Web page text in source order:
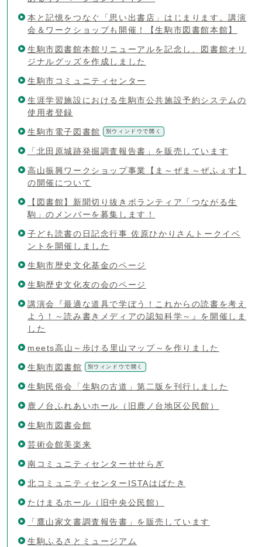
本と記憶をつなぐ「思い出書店」はじまります。講演
会＆ワークショップも開催！【生駒市図書館本館】
生駒市図書館本館リニューアルを記念し、図書館オリ
ジナルグッズを作成しました
生駒市コミュニティセンター
生涯学習施設における生駒市公共施設予約システムの
使用者登録
生駒市電子図書館 別ウィンドウで開く
「北田原城跡発掘調査報告書」を販売しています
高山振興ワークショップ事業【ま～ぜま～ぜふぇす】
の開催について
【図書館】新聞切り抜きボランティア「つながる生
駒」のメンバーを募集します！
子ども読書の日記念行事 佐原ひかりさんトークイベ
ントを開催しました
生駒市歴史文化基金のページ
生駒歴史文化友の会のページ
講演会『最適な道具で学ぼう！これからの読書を考え
よう！～読み書きメディアの認知科学～』を開催しま
した
meets高山～歩ける里山マップ～を作りました
生駒市図書館 別ウィンドウで開く
生駒民俗会「生駒の古道」第二版を刊行しました
鹿ノ台ふれあいホール（旧鹿ノ台地区公民館）
生駒市図書会館
芸術会館美楽来
南コミュニティセンターせせらぎ
北コミュニティセンターISTAはばたき
たけまるホール（旧中央公民館）
「鷹山家文書調査報告書」を販売しています
生駒ふるさとミュージアム